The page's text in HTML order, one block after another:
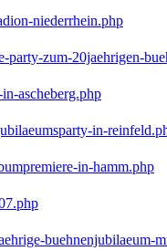
niederrhein.php
party-zum-20jaehrigen-
ascheberg.php
in-
in-hamm.php
buehnenjubilaeum-